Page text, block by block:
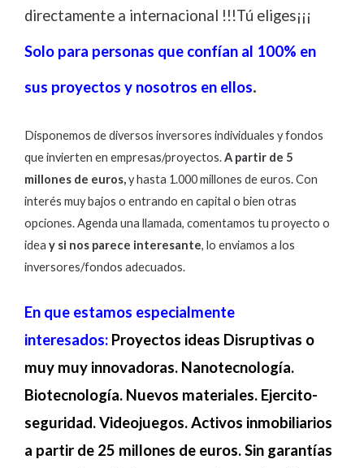
directamente a internacional !!!Tú eliges¡¡¡
Solo para personas que confían al 100% en
sus proyectos y nosotros en ellos.
Disponemos de diversos inversores individuales y fondos
que invierten en empresas/proyectos.A partir de 5
millones de euros,y hasta 1.000 millones de euros. Con
interés muy bajos o entrando en capital o bien otras
opciones. Agenda una llamada, comentamos tu proyecto o
idea y si nos parece interesante, lo enviamos a los
inversores/fondos adecuados.
En que estamos especialmente
interesados: Proyectos ideas Disruptivas o
muy muy innovadoras. Nanotecnología.
Biotecnología. Nuevos materiales. Ejercito-
seguridad. Videojuegos. Activos inmobiliarios
a partir de 25 millones de euros. Sin garantías